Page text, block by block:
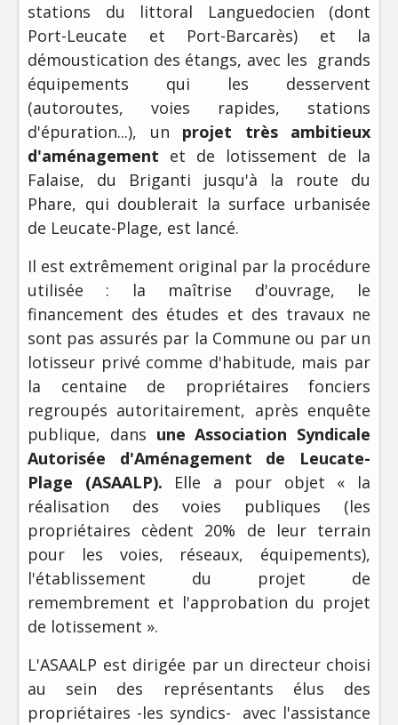
stations du littoral Languedocien (dont
Port-Leucate et Port-Barcarès) et la
démoustication des étangs, avec les grands
équipements qui les desservent
(autoroutes, voies rapides, stations
d'épuration...), un projet très ambitieux
d'aménagement et de lotissement de la
Falaise, du Briganti jusqu'à la route du
Phare, qui doublerait la surface urbanisée
de Leucate-Plage, est lancé.
Il est extrêmement original par la procédure
utilisée : la maîtrise d'ouvrage, le
financement des études et des travaux ne
sont pas assurés par la Commune ou par un
lotisseur privé comme d'habitude, mais par
la centaine de propriétaires fonciers
regroupés autoritairement, après enquête
publique, dans une Association Syndicale
Autorisée d'Aménagement de Leucate-
Plage (ASAALP). Elle a pour objet « la
réalisation des voies publiques (les
propriétaires cèdent 20% de leur terrain
pour les voies, réseaux, équipements),
l'établissement du projet de
remembrement et l'approbation du projet
de lotissement ».
L'ASAALP est dirigée par un directeur choisi
au sein des représentants élus des
propriétaires -les syndics- avec l'assistance